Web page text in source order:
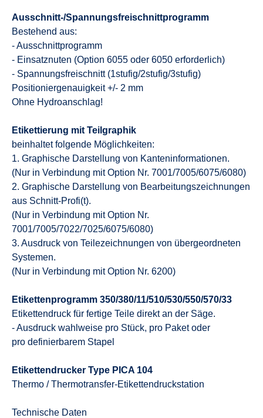
Ausschnitt-/Spannungsfreischnittprogramm
Bestehend aus:
- Ausschnittprogramm
- Einsatznuten (Option 6055 oder 6050 erforderlich)
- Spannungsfreischnitt (1stufig/2stufig/3stufig)
Positioniergenauigkeit +/- 2 mm
Ohne Hydroanschlag!
Etikettierung mit Teilgraphik
beinhaltet folgende Möglichkeiten:
1. Graphische Darstellung von Kanteninformationen.
(Nur in Verbindung mit Option Nr. 7001/7005/6075/6080)
2. Graphische Darstellung von Bearbeitungszeichnungen
aus Schnitt-Profi(t).
(Nur in Verbindung mit Option Nr.
7001/7005/7022/7025/6075/6080)
3. Ausdruck von Teilezeichnungen von übergeordneten
Systemen.
(Nur in Verbindung mit Option Nr. 6200)
Etikettenprogramm 350/380/11/510/530/550/570/33
Etikettendruck für fertige Teile direkt an der Säge.
- Ausdruck wahlweise pro Stück, pro Paket oder
pro definierbarem Stapel
Etikettendrucker Type PICA 104
Thermo / Thermotransfer-Etikettendruckstation
Technische Daten